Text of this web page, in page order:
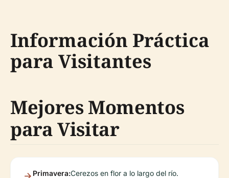
Información Práctica
para Visitantes
Mejores Momentos
para Visitar
Primavera:Cerezos en flor a lo largo del río.